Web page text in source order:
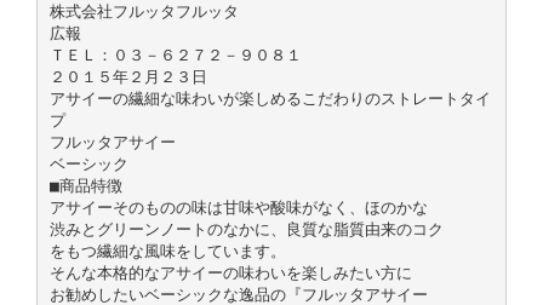
株式会社フルッタフルッタ
広報
ＴＥＬ：０３－６２７２－９０８１
２０１５年２月２３日
アサイーの繊細な味わいが楽しめるこだわりのストレートタイ
プ
フルッタアサイー
ベーシック
■商品特徴
アサイーそのものの味は甘味や酸味がなく、ほのかな
渋みとグリーンノートのなかに、良質な脂質由来のコク
をもつ繊細な風味をしています。
そんな本格的なアサイーの味わいを楽しみたい方に
お勧めしたいベーシックな逸品の『フルッタアサイー